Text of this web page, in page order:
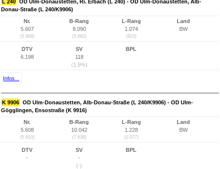
L 240 OD Ulm-Donaustetten, Ri. Erbach (L 240) - OD Ulm-Donaustetten, Alb-
Donau-Straße (L 240/K9906)
Nr.
5.607
(5.609)
B-Rang
8.090
(5.692)
L-Rang
1.074
(923)
Land
BW
DTV
6.198
SV
118
(1,9%)
BPL
Infos...
K 9906 OD Ulm-Donaustetten, Alb-Donau-Straße (L 240/K9906) - OD Ulm-
Gögglingen, Ensostraße (K 9916)
Nr.
5.608
(5.610)
B-Rang
10.042
(7.638)
L-Rang
1.228
(1.077)
Land
BW
DTV
-
SV
-
(-)
BPL